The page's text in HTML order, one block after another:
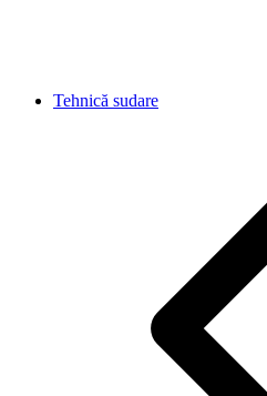
Tehnică sudare